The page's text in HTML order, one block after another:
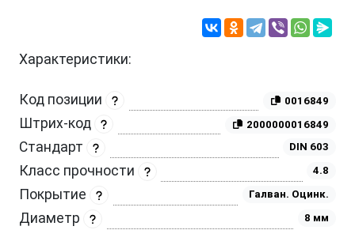
Характеристики:
Код позиции 0016849
Штрих-код 2000000016849
Стандарт DIN 603
Класс прочности 4.8
Покрытие Галван. Оцинк.
Диаметр 8 мм